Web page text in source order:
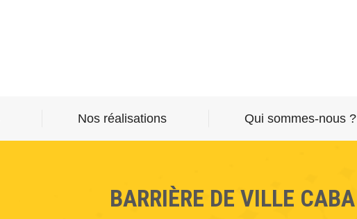
Nos réalisations Qui sommes-nous ?
BARRIÈRE DE VILLE CABA